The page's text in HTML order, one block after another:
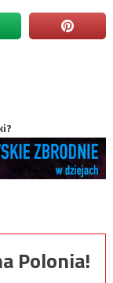
Polonia!